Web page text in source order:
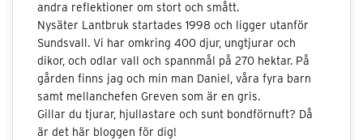
andra reflektioner om stort och smått.
Nysäter Lantbruk startades 1998 och ligger utanför
Sundsvall. Vi har omkring 400 djur, ungtjurar och
dikor, och odlar vall och spannmål på 270 hektar. På
gården finns jag och min man Daniel, våra fyra barn
samt mellanchefen Greven som är en gris.
Gillar du tjurar, hjullastare och sunt bondförnuft? Då
är det här bloggen för dig!